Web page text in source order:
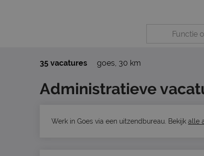
35 vacatures goes, 30 km
Administratieve
Werk in Goes via een uitzendbureau. Bekijk alle